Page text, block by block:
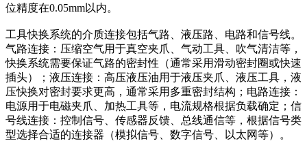
位精度在0.05mm以内。
工具快换系统的介质连接包括气路、液压路、电路和信号线。
气路连接：压缩空气用于真空夹爪、气动工具、吹气清洁等，
快换系统需要保证气路的密封性（通常采用滑动密封圈或快速
插头）；液压连接：高压液压油用于液压夹爪、液压工具，液
压快换对密封要求更高，通常采用多重密封结构；电路连接：
电源用于电磁夹爪、加热工具等，电流规格根据负载确定；信
号线连接：控制信号、传感器反馈、总线通信等，根据信号类
型选择合适的连接器（模拟信号、数字信号、以太网等）。